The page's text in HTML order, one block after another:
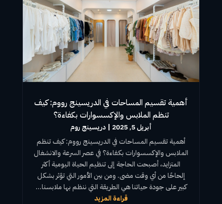
أهمية تقسيم المساحات في الدريسينج رووم: كيف
تنظم الملابس والإكسسوارات بكفاءة؟
أبريل 5, 2025 | دريسينج روم
أهميةتقسيم المساحات في الدريسينج رووم: كيف تنظم
الملابس والإكسسوارات بكفاءة؟ في عصر السرعة والانشغال
المتزايد، أصبحت الحاجة إلى تنظيم الحياة اليومية أكثر
إلحاحًا من أي وقت مضى. ومن بين الأمور التي تؤثر بشكل
كبير على جودة حياتنا هي الطريقة التي ننظم بها ملابسنا...
قراءة المزيد